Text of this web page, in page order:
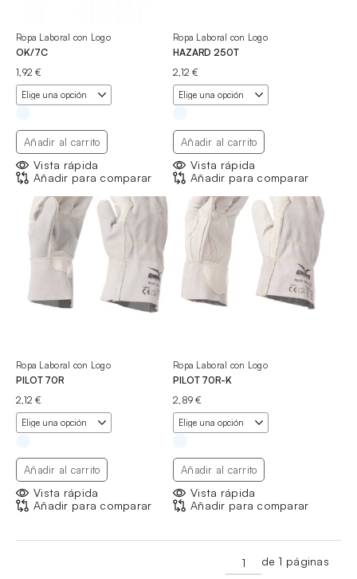
Ropa Laboral con Logo
OK/7C
1,92€
Añadir al carrito
Vista rápida
Añadir para comparar
Ropa Laboral con Logo
HAZARD 250T
2,12€
Añadir al carrito
Vista rápida
Añadir para comparar
Ropa Laboral con Logo
PILOT 70R
2,12€
Añadir al carrito
Vista rápida
Añadir para comparar
Ropa Laboral con Logo
PILOT 70R-K
2,89€
Añadir al carrito
Vista rápida
Añadir para comparar
de 1 páginas